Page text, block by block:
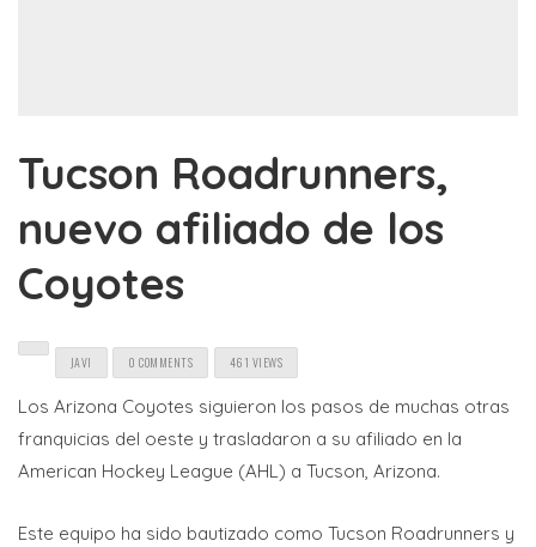
Tucson Roadrunners,
nuevo afiliado de los
Coyotes
JAVI 0 COMMENTS 461 VIEWS
Los Arizona Coyotes siguieron los pasos de muchas otras
franquicias del oeste y trasladaron a su afiliado en la
American Hockey League (AHL) a Tucson, Arizona.
Este equipo ha sido bautizado como Tucson Roadrunners y